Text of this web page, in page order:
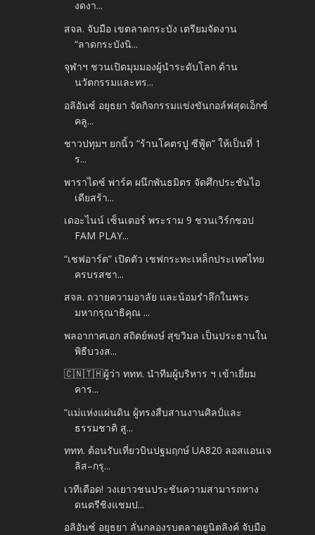
งดงา...
สจล. จับมือ เขตลาดกระบัง เตรียมจัดงาน
“ลาดกระบังนิ...
จุฬาฯ ชวนเปิดมุมมองผู้นำระดับโลก ด้าน
นวัตกรรมและทร...
อลิอันซ์ อยุธยา จัดกิจกรรมแข่งขันกอล์ฟสุดเอ็กซ์
คลู...
ชาวปทุมฯ ยกนิ้ว “ร้านโคตรปู ซีฟู้ด” ให้เป็นที่ 1
ร...
พาราไดซ์ พาร์ค ผนึกพันธมิตร จัดศึกประชันไอ
เดียสร้า...
เดอะไนน์ เซ็นเตอร์ พระราม 9 ชวนเวิร์กชอป
FAM PLAY...
“เชฟอาร์ต” เปิดตัว เชฟกระทะเหล็กประเทศไทย
ครบรสชา...
สจล. ถวายความอาลัย และน้อมรำลึกในพระ
มหากรุณาธิคุณ ...
พลอากาศเอก สถิตย์พงษ์ สุขวิมล เป็นประธานใน
พิธีบวงส...
🇨🇳🇹🇭ผู้ว่า ททท. นำทีมผู้บริหาร ฯ เข้าเยี่ยม
คาร...
“แม่แห่งแผ่นดิน ผู้ทรงสืบสานงานศิลป์และ
ธรรมชาติ สู...
ททท. ต้อนรับเที่ยวบินปฐมฤกษ์ UA820 ลอสแอนเจ
ลิส–กรุ...
เวทีเดือด! วงเยาวชนประชันความสามารถทาง
ดนตรีชิงแชมป...
อลิอันซ์ อยุธยา ลั่นกลองรบตลาดยูนิตลิงค์ จับมือ